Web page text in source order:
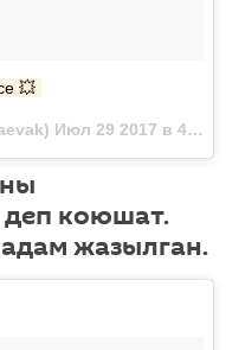
💥
Публикация от Карина (@oksukpaevak) Июл 29 2017 в 4:28 PDT
деп коюшат.
жазылган.